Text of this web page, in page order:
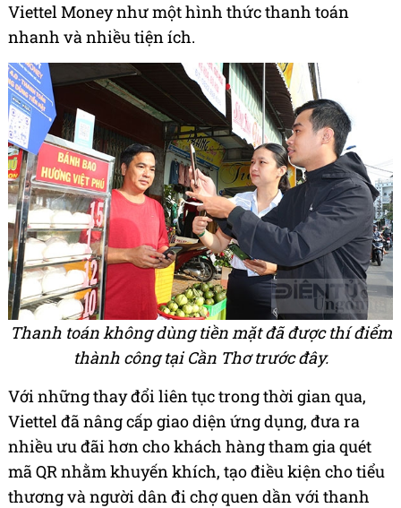
Viettel Money như một hình thức thanh toán
nhanh và nhiều tiện ích.
Thanh toán không dùng tiền mặt đã được thí điểm
thành công tại Cần Thơ trước đây.
Với những thay đổi liên tục trong thời gian qua,
Viettel đã nâng cấp giao diện ứng dụng, đưa ra
nhiều ưu đãi hơn cho khách hàng tham gia quét
mã QR nhằm khuyến khích, tạo điều kiện cho tiểu
thương và người dân đi chợ quen dần với thanh